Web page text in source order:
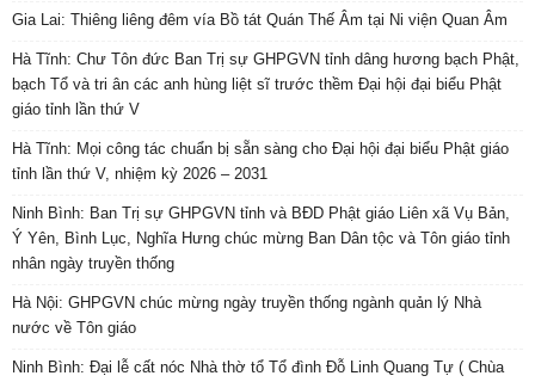
Gia Lai: Thiêng liêng đêm vía Bồ tát Quán Thế Âm tại Ni viện Quan Âm
Hà Tĩnh: Chư Tôn đức Ban Trị sự GHPGVN tỉnh dâng hương bạch Phật,
bạch Tổ và tri ân các anh hùng liệt sĩ trước thềm Đại hội đại biểu Phật
giáo tỉnh lần thứ V
Hà Tĩnh: Mọi công tác chuẩn bị sẵn sàng cho Đại hội đại biểu Phật giáo
tỉnh lần thứ V, nhiệm kỳ 2026 – 2031
Ninh Bình: Ban Trị sự GHPGVN tỉnh và BĐD Phật giáo Liên xã Vụ Bản,
Ý Yên, Bình Lục, Nghĩa Hưng chúc mừng Ban Dân tộc và Tôn giáo tỉnh
nhân ngày truyền thống
Hà Nội: GHPGVN chúc mừng ngày truyền thống ngành quản lý Nhà
nước về Tôn giáo
Ninh Bình: Đại lễ cất nóc Nhà thờ tổ Tổ đình Đỗ Linh Quang Tự ( Chùa